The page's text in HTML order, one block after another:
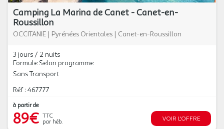
Camping La Marina de Canet - Canet-en-
Roussillon
OCCITANIE | Pyrénées Orientales | Canet-en-Roussillon
3 jours / 2 nuits
Formule Selon programme
Sans Transport
Réf : 467777
à partir de
89€ TTC
par héb.
VOIR L'OFFRE